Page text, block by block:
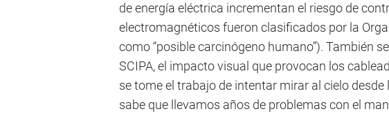
de energía eléctrica incrementan el riesgo de
electromagnéticos fueron clasificados por la
como “posible carcinógeno humano”). También
SCIPA, el impacto visual que provocan los
se tome el trabajo de intentar mirar al cielo desde
sabe que llevamos años de problemas con el